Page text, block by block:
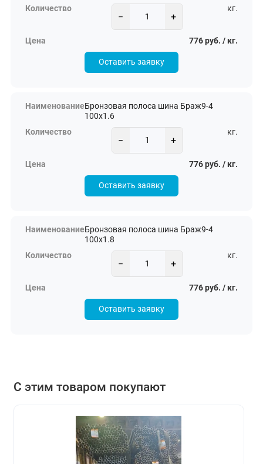
− +
кг.
776 руб. / кг.
Оставить заявку
Бронзовая полоса шина Браж9-4
100х1.6
− +
кг.
776 руб. / кг.
Оставить заявку
Бронзовая полоса шина Браж9-4
100х1.8
− +
кг.
776 руб. / кг.
Оставить заявку
С этим товаром покупают